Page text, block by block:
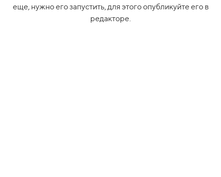
еще, нужно его запустить, для этого опубликуйте его в
редакторе.